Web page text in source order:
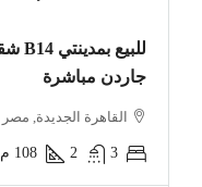
جاردن مباشرة
القاهرة الجديدة, مصر
3
2
108 م2